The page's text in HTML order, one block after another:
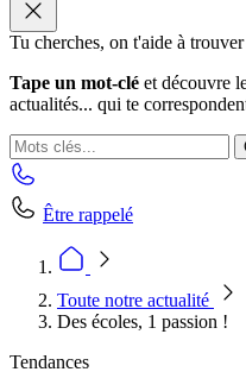
Tu cherches, on t'aide à
Tape un mot-clé et découvre
actualités... qui te
Être rappelé
Toute notre actualité
Des écoles, 1 passion !
Tendances